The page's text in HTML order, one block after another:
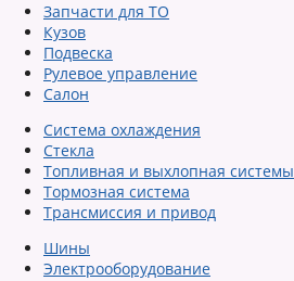
Запчасти для ТО
Кузов
Подвеска
Рулевое управление
Салон
Система охлаждения
Стекла
Топливная и выхлопная системы
Тормозная система
Трансмиссия и привод
Шины
Электрооборудование